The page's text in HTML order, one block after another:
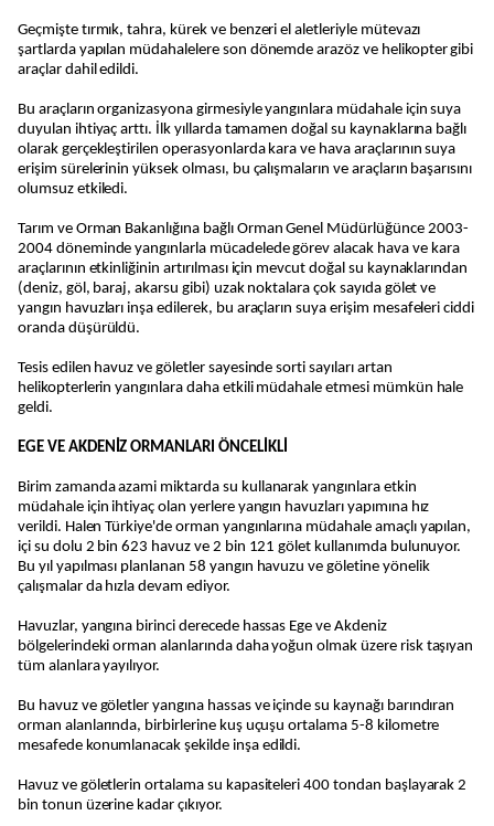
Geçmişte tırmık, tahra, kürek ve benzeri el aletleriyle mütevazı
şartlarda yapılan müdahalelere son dönemde arazöz ve helikopter gibi
araçlar dahil edildi.
Bu araçların organizasyona girmesiyle yangınlara müdahale için suya
duyulan ihtiyaç arttı. İlk yıllarda tamamen doğal su kaynaklarına bağlı
olarak gerçekleştirilen operasyonlarda kara ve hava araçlarının suya
erişim sürelerinin yüksek olması, bu çalışmaların ve araçların başarısını
olumsuz etkiledi.
Tarım ve Orman Bakanlığına bağlı Orman Genel Müdürlüğünce 2003-
2004 döneminde yangınlarla mücadelede görev alacak hava ve kara
araçlarının etkinliğinin artırılması için mevcut doğal su kaynaklarından
(deniz, göl, baraj, akarsu gibi) uzak noktalara çok sayıda gölet ve
yangın havuzları inşa edilerek, bu araçların suya erişim mesafeleri ciddi
oranda düşürüldü.
Tesis edilen havuz ve göletler sayesinde sorti sayıları artan
helikopterlerin yangınlara daha etkili müdahale etmesi mümkün hale
geldi.
EGE VE AKDENİZ ORMANLARI ÖNCELİKLİ
Birim zamanda azami miktarda su kullanarak yangınlara etkin
müdahale için ihtiyaç olan yerlere yangın havuzları yapımına hız
verildi. Halen Türkiye'de orman yangınlarına müdahale amaçlı yapılan,
içi su dolu 2 bin 623 havuz ve 2 bin 121 gölet kullanımda bulunuyor.
Bu yıl yapılması planlanan 58 yangın havuzu ve göletine yönelik
çalışmalar da hızla devam ediyor.
Havuzlar, yangına birinci derecede hassas Ege ve Akdeniz
bölgelerindeki orman alanlarında daha yoğun olmak üzere risk taşıyan
tüm alanlara yayılıyor.
Bu havuz ve göletler yangına hassas ve içinde su kaynağı barındıran
orman alanlarında, birbirlerine kuş uçuşu ortalama 5-8 kilometre
mesafede konumlanacak şekilde inşa edildi.
Havuz ve göletlerin ortalama su kapasiteleri 400 tondan başlayarak 2
bin tonun üzerine kadar çıkıyor.